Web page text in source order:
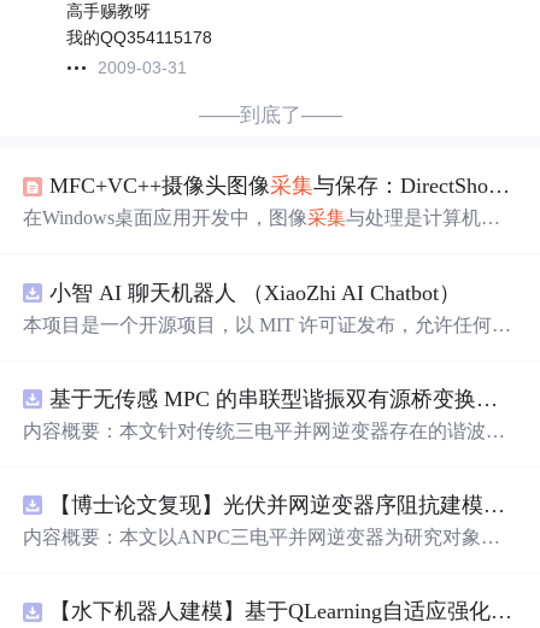
高手赐教呀
我的QQ354115178
2009-03-31
——到底了——
MFC+VC++摄像头图像采集与保存：DirectShow实战与OpenCV方案对比
在Windows桌面应用开发中，图像采集与处理是计算机视
的图像格式。这项技术的价值在于为软件赋予视觉输入能
力，是实现工业检测、安防监控、视频通讯等功能的关键
采用OpenCV这类高级库来快速实现功能并与图像处理流
水线无缝集成。本文聚焦于DirectShow方案，深入解析其Fi
lter Graph构建
小智 AI 聊天机器人 （XiaoZhi AI Chatbot）
本项目是一个开源项目，以 MIT 许可证发布，允许任何人
速发展的大语言模型应用到实际的硬件设备中。无论你是
对 AI 感兴趣的学生，还是想要探索新技术的开发者，都可
基于无传感 MPC 的串联型谐振双有源桥变换器动态性能优化（Simulink仿真实现）
内容概要：本文针对传统三电平并网逆变器存在的谐波含
高性能并网控制策略。该策略融合了双极性倍频脉宽调制
（DPWMA）、正负序分离锁相技术和电网电压前馈控
及动态扰动等多种工况下进行验证，结果表明该复合控制
【博士论文复现】光伏并网逆变器序阻抗建模、扫频辨识与弱电网交互稳定性分析【阻抗建模、验证扫频法】（Matlab代码、Simulink仿真实现）
内容概要：本文以ANPC三电平并网逆变器为研究对象，
通过对ANPC拓扑结构的分析，阐明其在开关损耗均衡、【水下机器人建模】基于QLearning自适应强化学习PID控制器在AUV中的应用研究（Matlab代码实现）